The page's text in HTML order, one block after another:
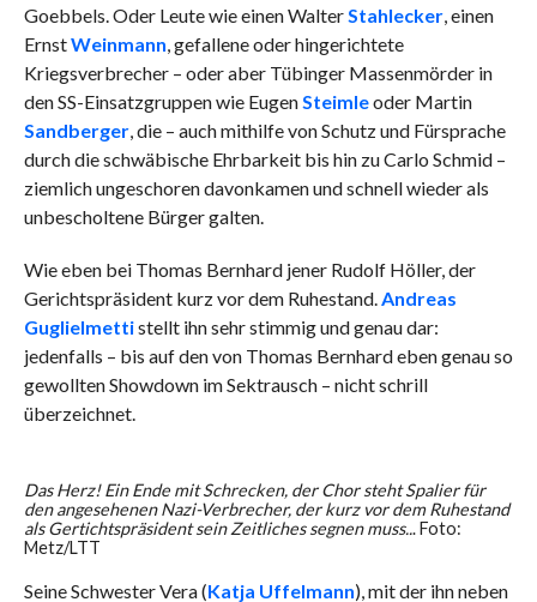
Goebbels. Oder Leute wie einen WalterStahlecker, einen
ErnstWeinmann, gefallene oder hingerichtete
Kriegsverbrecher – oder aber Tübinger Massenmörder in
den SS-Einsatzgruppen wie EugenSteimleoder Martin
Sandberger, die – auch mithilfe von Schutz und Fürsprache
durch die schwäbische Ehrbarkeit bis hin zu Carlo Schmid –
ziemlich ungeschoren davonkamen und schnell wieder als
unbescholtene Bürger galten.
Wie eben bei Thomas Bernhard jener Rudolf Höller, der
Gerichtspräsident kurz vor dem Ruhestand.Andreas
Guglielmettistellt ihn sehr stimmig und genau dar:
jedenfalls – bis auf den von Thomas Bernhard eben genau so
gewollten Showdown im Sektrausch – nicht schrill
überzeichnet.
Das Herz! Ein Ende mit Schrecken, der Chor steht Spalier für
den angesehenen Nazi-Verbrecher, der kurz vor dem Ruhestand
als Gertichtspräsident sein Zeitliches segnen muss... Foto:
Metz/LTT
Seine Schwester Vera (Katja Uffelmann), mit der ihn neben